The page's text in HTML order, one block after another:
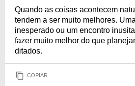
Quando as coisas acontecem
tendem a ser muito melhores.
inesperado ou um encontro
fazer muito melhor do que
ditados.
COPIAR